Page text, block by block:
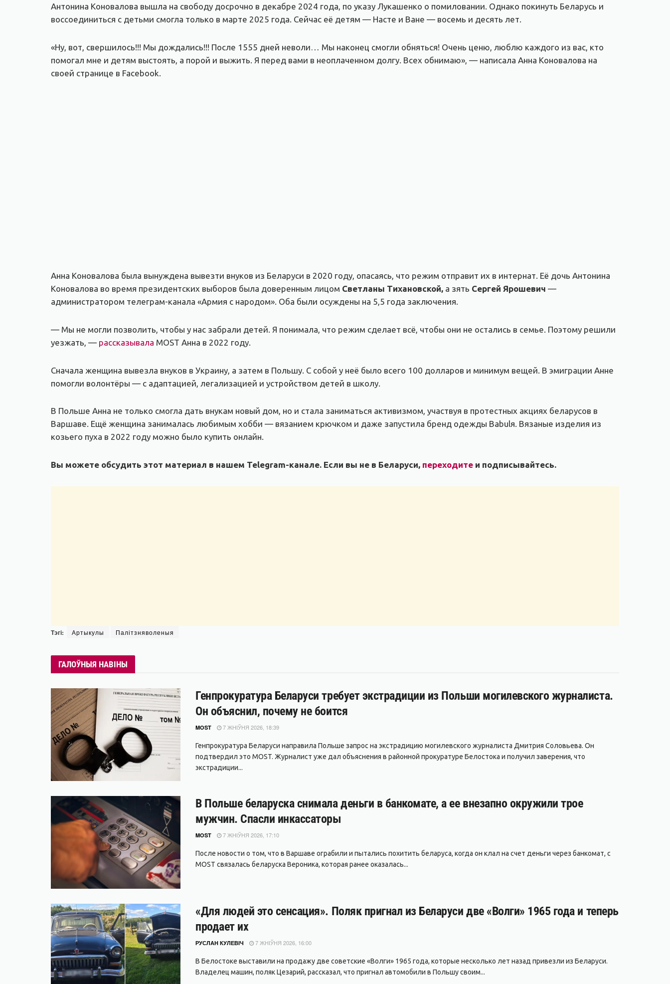
Антонина Коновалова вышла на свободу досрочно в декабре 2024 года, по указу Лукашенко о помиловании. Однако покинуть Беларусь и
воссоединиться с детьми смогла только в марте 2025 года. Сейчас её детям — Насте и Ване — восемь и десять лет.
«Ну, вот, свершилось!!! Мы дождались!!! После 1555 дней неволи… Мы наконец смогли обняться! Очень ценю, люблю каждого из вас, кто
помогал мне и детям выстоять, а порой и выжить. Я перед вами в неоплаченном долгу. Всех обнимаю», — написала Анна Коновалова на
своей странице в Facebook.
Анна Коновалова была вынуждена вывезти внуков из Беларуси в 2020 году, опасаясь, что режим отправит их в интернат. Её дочь Антонина
Коновалова во время президентских выборов была доверенным лицом Светланы Тихановской, а зять Сергей Ярошевич —
администратором телеграм-канала «Армия с народом». Оба были осуждены на 5,5 года заключения.
— Мы не могли позволить, чтобы у нас забрали детей. Я понимала, что режим сделает всё, чтобы они не остались в семье. Поэтому решили
уезжать, — рассказывала MOST Анна в 2022 году.
Сначала женщина вывезла внуков в Украину, а затем в Польшу. С собой у неё было всего 100 долларов и минимум вещей. В эмиграции Анне
помогли волонтёры — с адаптацией, легализацией и устройством детей в школу.
В Польше Анна не только смогла дать внукам новый дом, но и стала заниматься активизмом, участвуя в протестных акциях беларусов в
Варшаве. Ещё женщина занималась любимым хобби — вязанием крючком и даже запустила бренд одежды Babulя. Вязаные изделия из
козьего пуха в 2022 году можно было купить онлайн.
Вы можете обсудить этот материал в нашем Telegram-канале. Если вы не в Беларуси, переходите и подписывайтесь.
Тэгі: Артыкулы Палітзняволеныя
ГАЛОЎНЫЯ НАВІНЫ
Генпрокуратура Беларуси требует экстрадиции из Польши могилевского журналиста.
Он объяснил, почему не боится
MOST 7 ЖНІЎНЯ 2026, 18:39
Генпрокуратура Беларуси направила Польше запрос на экстрадицию могилевского журналиста Дмитрия Соловьева. Он
подтвердил это MOST. Журналист уже дал объяснения в районной прокуратуре Белостока и получил заверения, что
экстрадиции...
В Польше беларуска снимала деньги в банкомате, а ее внезапно окружили трое
мужчин. Спасли инкассаторы
MOST 7 ЖНІЎНЯ 2026, 17:10
После новости о том, что в Варшаве ограбили и пытались похитить беларуса, когда он клал на счет деньги через банкомат, с
MOST связалась беларуска Вероника, которая ранее оказалась...
«Для людей это сенсация». Поляк пригнал из Беларуси две «Волги» 1965 года и теперь
продает их
РУСЛАН КУЛЕВІЧ 7 ЖНІЎНЯ 2026, 16:00
В Белостоке выставили на продажу две советские «Волги» 1965 года, которые несколько лет назад привезли из Беларуси.
Владелец машин, поляк Цезарий, рассказал, что пригнал автомобили в Польшу своим...